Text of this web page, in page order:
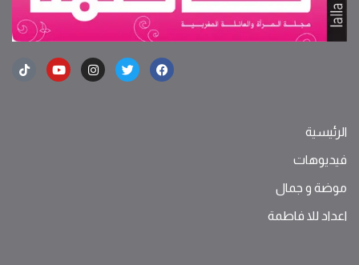
الرئيسية
فيديوهات
موضة ‫و‬ ‫‬‫جمال‬
اعداد للا فاطمة